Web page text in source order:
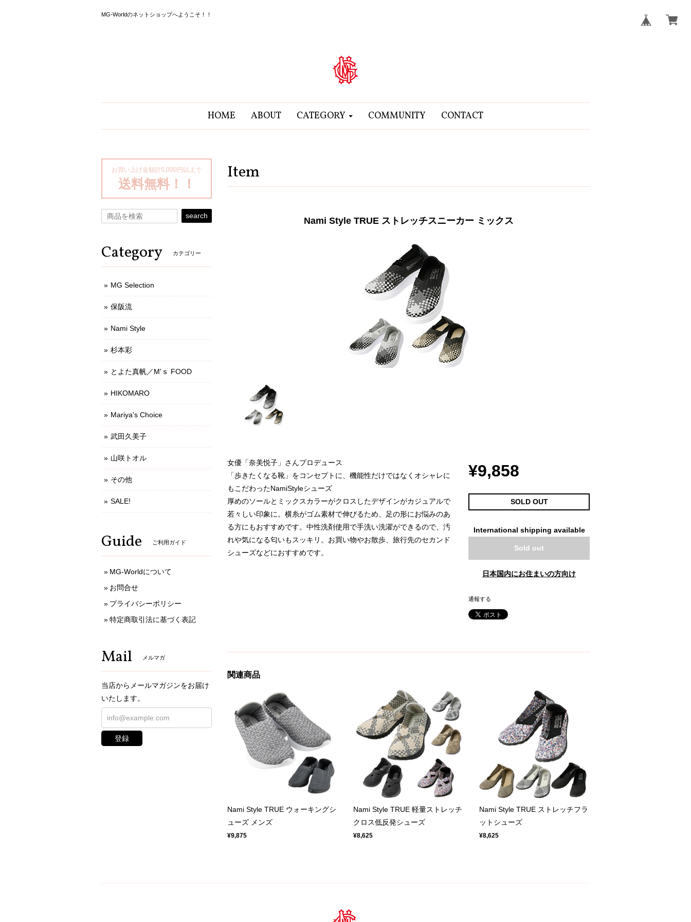
MG-Worldのネットショップへようこそ！！
HOME ABOUT CATEGORY COMMUNITY CONTACT
Item
Nami Style TRUE ストレッチスニーカー ミックス
女優「奈美悦子」さんプロデュース
「歩きたくなる靴」をコンセプトに、機能性だけではなくオシャレに
もこだわったNamiStyleシューズ
厚めのソールとミックスカラーがクロスしたデザインがカジュアルで
若々しい印象に。横糸がゴム素材で伸びるため、足の形にお悩みのあ
る方にもおすすめです。中性洗剤使用で手洗い洗濯ができるので、汚
れや気になる匂いもスッキリ。お買い物やお散歩、旅行先のセカンド
シューズなどにおすすめです。
¥9,858
SOLD OUT
International shipping available
Sold out
日本国内にお住まいの方向け
通報する
関連商品
Nami Style TRUE ウォーキングシ
ューズ メンズ
¥9,875
Nami Style TRUE 軽量ストレッチ
クロス低反発シューズ
¥8,625
Nami Style TRUE ストレッチフラ
ットシューズ
¥8,625
お買い上げ金額計5,000円以上で
送料無料！！
search
Category カテゴリー
MG Selection
保阪流
Nami Style
杉本彩
とよた真帆／M'ｓ FOOD
HIKOMARO
Mariya's Choice
武田久美子
山咲トオル
その他
SALE!
Guide ご利用ガイド
MG-Worldについて
お問合せ
プライバシーポリシー
特定商取引法に基づく表記
Mail メルマガ
当店からメールマガジンをお届け
いたします。
登録